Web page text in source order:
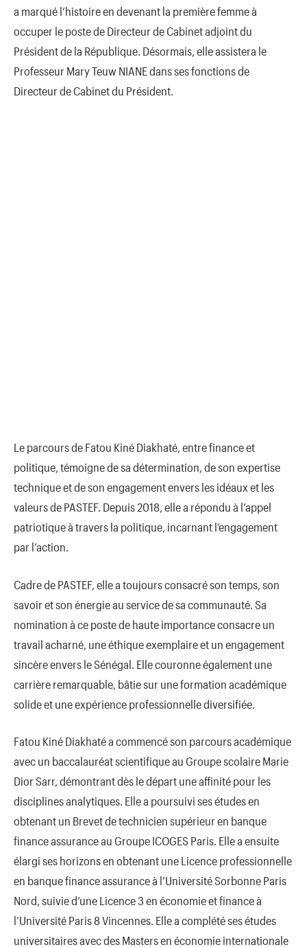
a marqué l’histoire en devenant la première femme à
occuper le poste de Directeur de Cabinet adjoint du
Président de la République. Désormais, elle assistera le
Professeur Mary Teuw NIANE dans ses fonctions de
Directeur de Cabinet du Président.
Le parcours de Fatou Kiné Diakhaté, entre finance et
politique, témoigne de sa détermination, de son expertise
technique et de son engagement envers les idéaux et les
valeurs de PASTEF. Depuis 2018, elle a répondu à l’appel
patriotique à travers la politique, incarnant l’engagement
par l’action.
Cadre de PASTEF, elle a toujours consacré son temps, son
savoir et son énergie au service de sa communauté. Sa
nomination à ce poste de haute importance consacre un
travail acharné, une éthique exemplaire et un engagement
sincère envers le Sénégal. Elle couronne également une
carrière remarquable, bâtie sur une formation académique
solide et une expérience professionnelle diversifiée.
Fatou Kiné Diakhaté a commencé son parcours académique
avec un baccalauréat scientifique au Groupe scolaire Marie
Dior Sarr, démontrant dès le départ une affinité pour les
disciplines analytiques. Elle a poursuivi ses études en
obtenant un Brevet de technicien supérieur en banque
finance assurance au Groupe ICOGES Paris. Elle a ensuite
élargi ses horizons en obtenant une Licence professionnelle
en banque finance assurance à l’Université Sorbonne Paris
Nord, suivie d’une Licence 3 en économie et finance à
l’Université Paris 8 Vincennes. Elle a complété ses études
universitaires avec des Masters en économie internationale